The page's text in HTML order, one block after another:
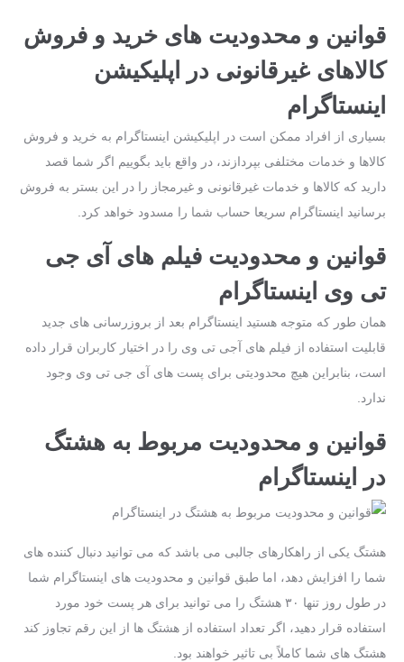
قوانین و محدودیت‌ های خرید و فروش
کالاهای غیرقانونی در اپلیکیشن
اینستاگرام
بسیاری از افراد ممکن است در اپلیکیشن اینستاگرام به خرید و فروش
کالاها و خدمات مختلفی بپردازند، در واقع باید بگوییم اگر شما قصد
دارید که کالاها و خدمات غیرقانونی و غیرمجاز را در این بستر به فروش
برسانید اینستاگرام سریعا حساب شما را مسدود خواهد کرد.
قوانین و محدودیت فیلم‌ های آی جی
تی‌ وی اینستاگرام
همان ‌طور که متوجه هستید اینستاگرام بعد از بروزرسانی ‌های جدید
قابلیت استفاده از فیلم‌ های آجی تی ‌وی را در اختیار کاربران قرار داده‌
است، بنابراین هیچ محدودیتی برای پست‌ های آی جی تی‌ وی وجود
ندارد.
قوانین و محدودیت مربوط به هشتگ
در اینستاگرام
هشتگ یکی از راهکارهای جالبی می‌ باشد که می‌ توانید دنبال کننده‌ های
شما را افزایش دهد، اما طبق قوانین و محدودیت‌ های اینستاگرام شما
در طول روز تنها ۳۰ هشتگ را می‌ توانید برای هر پست خود مورد
استفاده قرار دهید، اگر تعداد استفاده از هشتگ ها از این رقم تجاوز کند
هشتگ های شما کاملاً بی ‌تاثیر خواهند بود.